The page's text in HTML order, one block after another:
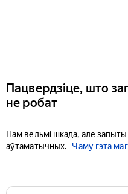
Пацвердзіце, што
не робат
Нам вельмі шкада, але
аўтаматычных.
Чаму гэта